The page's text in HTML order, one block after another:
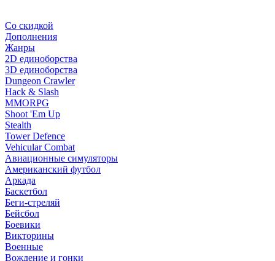
Со скидкой
Дополнения
Жанры
2D единоборства
3D единоборства
Dungeon Crawler
Hack & Slash
MMORPG
Shoot 'Em Up
Stealth
Tower Defence
Vehicular Combat
Авиационные симуляторы
Американский футбол
Аркада
Баскетбол
Беги-стреляй
Бейсбол
Боевики
Викторины
Военные
Вождение и гонки